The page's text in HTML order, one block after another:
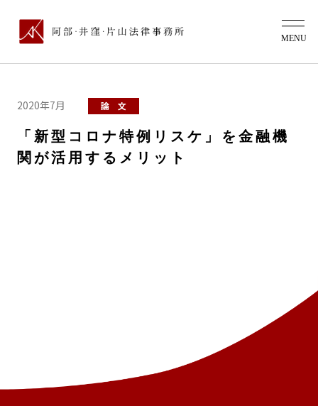
2020年7月 論 文
「新型コロナ特例リスケ」を金融機
関が活用するメリット